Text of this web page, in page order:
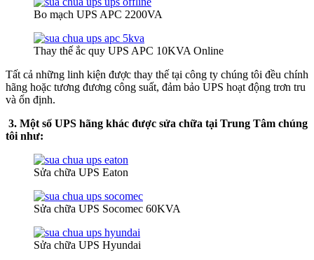
Bo mạch UPS APC 2200VA
Thay thế ắc quy UPS APC 10KVA Online
Tất cả những linh kiện được thay thế tại công ty chúng tôi đều chính
hãng hoặc tương đương công suất, đảm bảo UPS hoạt động trơn tru
và ổn định.
3. Một số UPS hãng khác được sửa chữa tại Trung Tâm chúng
tôi như:
Sửa chữa UPS Eaton
Sửa chữa UPS Socomec 60KVA
Sửa chữa UPS Hyundai